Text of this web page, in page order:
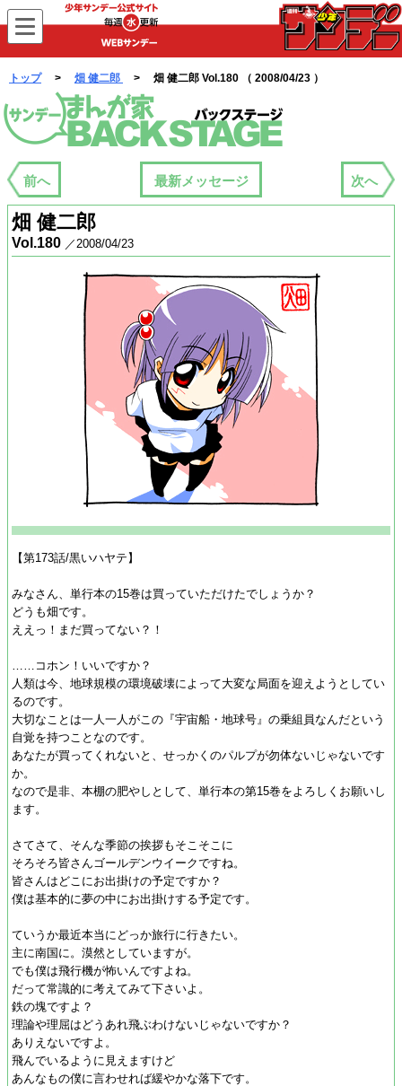
WEBサンデー
トップ> 畑 健二郎 > 畑 健二郎 Vol.180 （ 2008/04/23 ）
まんが家バックステージ
前へ 最新メッセージ 次へ
畑 健二郎
Vol.180 ／2008/04/23
【第173話/黒いハヤテ】
みなさん、単行本の15巻は買っていただけたでしょうか？
どうも畑です。
ええっ！まだ買ってない？！
……コホン！いいですか？
人類は今、地球規模の環境破壊によって大変な局面を迎えようとしてい
るのです。
大切なことは一人一人がこの『宇宙船・地球号』の乗組員なんだという
自覚を持つことなのです。
あなたが買ってくれないと、せっかくのパルプが勿体ないじゃないです
か。
なので是非、本棚の肥やしとして、単行本の第15巻をよろしくお願いし
ます。
さてさて、そんな季節の挨拶もそこそこに
そろそろ皆さんゴールデンウイークですね。
皆さんはどこにお出掛けの予定ですか？
僕は基本的に夢の中にお出掛けする予定です。
ていうか最近本当にどっか旅行に行きたい。
主に南国に。漠然としていますが。
でも僕は飛行機が怖いんですよね。
だって常識的に考えてみて下さいよ。
鉄の塊ですよ？
理論や理屈はどうあれ飛ぶわけないじゃないですか？
ありえないですよ。
飛んでいるように見えますけど
あんなもの僕に言わせれば緩やかな落下です。